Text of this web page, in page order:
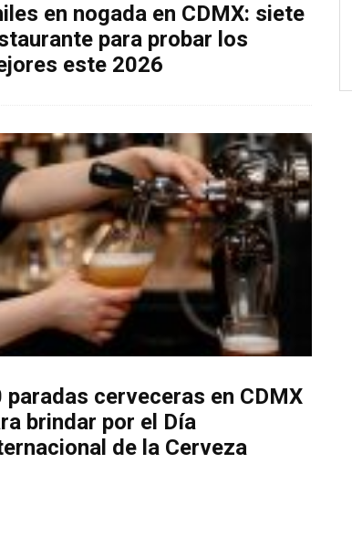
en nogada en CDMX: siete
para probar los
este 2026
paradas cerveceras en CDMX
brindar por el Día
de la Cerveza